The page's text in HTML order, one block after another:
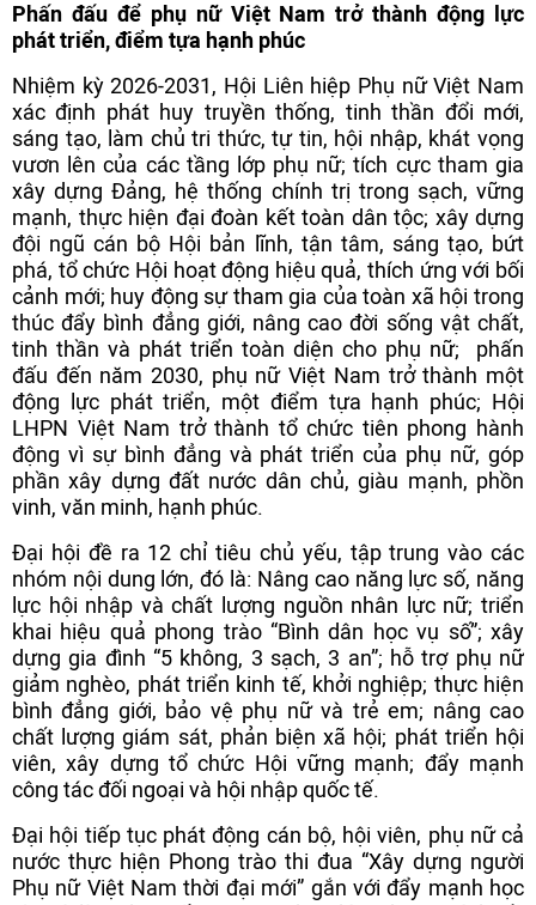
Phấn đấu để phụ nữ Việt Nam trở thành động lực
phát triển, điểm tựa hạnh phúc
Nhiệm kỳ 2026-2031, Hội Liên hiệp Phụ nữ Việt Nam
xác định phát huy truyền thống, tinh thần đổi mới,
sáng tạo, làm chủ tri thức, tự tin, hội nhập, khát vọng
vươn lên của các tầng lớp phụ nữ; tích cực tham gia
xây dựng Đảng, hệ thống chính trị trong sạch, vững
mạnh, thực hiện đại đoàn kết toàn dân tộc; xây dựng
đội ngũ cán bộ Hội bản lĩnh, tận tâm, sáng tạo, bứt
phá, tổ chức Hội hoạt động hiệu quả, thích ứng với bối
cảnh mới; huy động sự tham gia của toàn xã hội trong
thúc đẩy bình đẳng giới, nâng cao đời sống vật chất,
tinh thần và phát triển toàn diện cho phụ nữ; phấn
đấu đến năm 2030, phụ nữ Việt Nam trở thành một
động lực phát triển, một điểm tựa hạnh phúc; Hội
LHPN Việt Nam trở thành tổ chức tiên phong hành
động vì sự bình đẳng và phát triển của phụ nữ, góp
phần xây dựng đất nước dân chủ, giàu mạnh, phồn
vinh, văn minh, hạnh phúc.
Đại hội đề ra 12 chỉ tiêu chủ yếu, tập trung vào các
nhóm nội dung lớn, đó là: Nâng cao năng lực số, năng
lực hội nhập và chất lượng nguồn nhân lực nữ; triển
khai hiệu quả phong trào “Bình dân học vụ số”; xây
dựng gia đình “5 không, 3 sạch, 3 an”; hỗ trợ phụ nữ
giảm nghèo, phát triển kinh tế, khởi nghiệp; thực hiện
bình đẳng giới, bảo vệ phụ nữ và trẻ em; nâng cao
chất lượng giám sát, phản biện xã hội; phát triển hội
viên, xây dựng tổ chức Hội vững mạnh; đẩy mạnh
công tác đối ngoại và hội nhập quốc tế.
Đại hội tiếp tục phát động cán bộ, hội viên, phụ nữ cả
nước thực hiện Phong trào thi đua “Xây dựng người
Phụ nữ Việt Nam thời đại mới” gắn với đẩy mạnh học